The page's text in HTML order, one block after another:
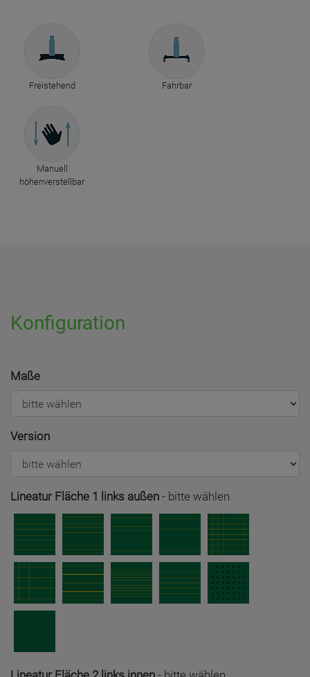
Freistehend Fahrbar
Manuell
höhenverstellbar
Konfiguration
Maße
Version
Lineatur Fläche 1 links außen - bitte wählen